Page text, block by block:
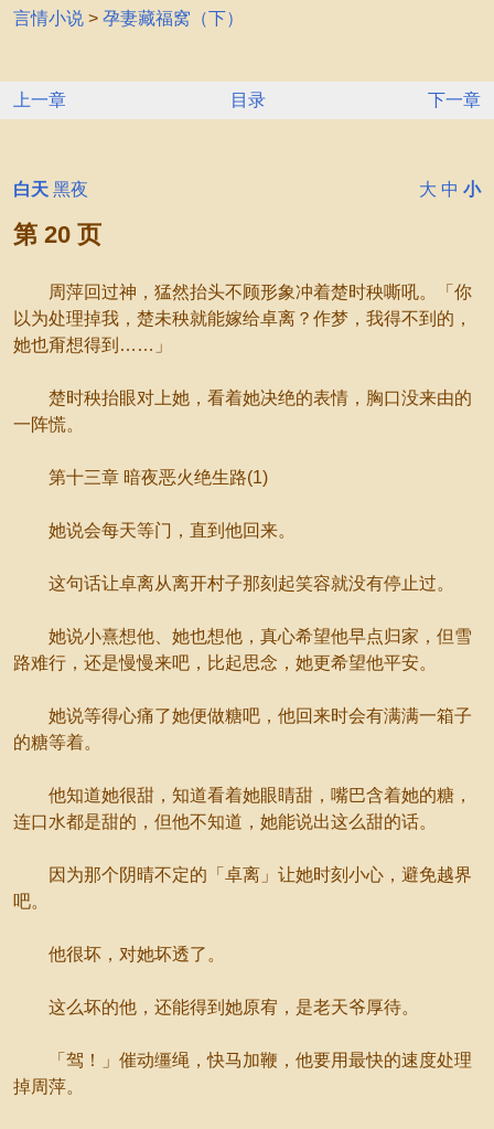
言情小说 > 孕妻藏福窝（下）
上一章 目录 下一章
白天 黑夜 大 中 小
第 20 页
周萍回过神，猛然抬头不顾形象冲着楚时秧嘶吼。「你
以为处理掉我，楚未秧就能嫁给卓离？作梦，我得不到的，
她也甭想得到……」
楚时秧抬眼对上她，看着她决绝的表情，胸口没来由的
一阵慌。
第十三章 暗夜恶火绝生路(1)
她说会每天等门，直到他回来。
这句话让卓离从离开村子那刻起笑容就没有停止过。
她说小熹想他、她也想他，真心希望他早点归家，但雪
路难行，还是慢慢来吧，比起思念，她更希望他平安。
她说等得心痛了她便做糖吧，他回来时会有满满一箱子
的糖等着。
他知道她很甜，知道看着她眼睛甜，嘴巴含着她的糖，
连口水都是甜的，但他不知道，她能说出这么甜的话。
因为那个阴晴不定的「卓离」让她时刻小心，避免越界
吧。
他很坏，对她坏透了。
这么坏的他，还能得到她原宥，是老天爷厚待。
「驾！」催动缰绳，快马加鞭，他要用最快的速度处理
掉周萍。